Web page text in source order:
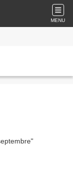
MENU